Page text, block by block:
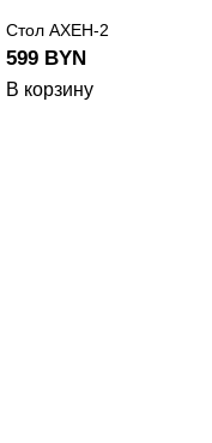
Стол АХЕН-2
599 BYN
В корзину